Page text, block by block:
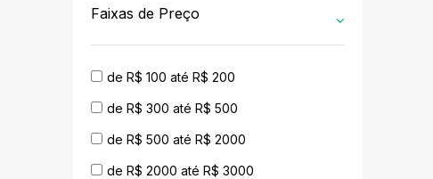
Faixas de Preço
de R$ 100 até R$ 200
de R$ 300 até R$ 500
de R$ 500 até R$ 2000
de R$ 2000 até R$ 3000